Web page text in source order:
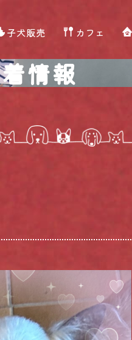
子犬販売 カフェ
情報